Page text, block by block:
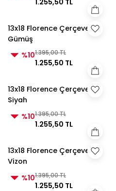
13x18 Florence Çerçeve
Gümüş
%101.395,00 TL
1.255,50 TL
13x18 Florence Çerçeve
Siyah
%101.395,00 TL
1.255,50 TL
13x18 Florence Çerçeve
Vizon
%101.395,00 TL
1.255,50 TL